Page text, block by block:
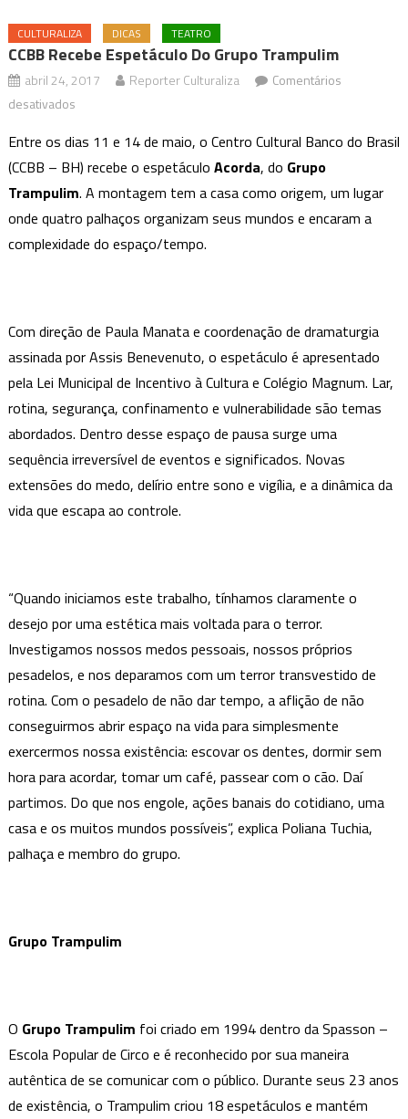
CULTURALIZA DICAS TEATRO
CCBB Recebe Espetáculo Do Grupo Trampulim
abril 24, 2017 Reporter Culturaliza
Comentários
desativadosem
recebe
espetáculo
do
Grupo
Trampulim
Entre os dias 11 e 14 de maio, o Centro Cultural Banco do Brasil
(CCBB – BH) recebe o espetáculo Acorda, do Grupo
Trampulim. A montagem tem a casa como origem, um lugar
onde quatro palhaços organizam seus mundos e encaram a
complexidade do espaço/tempo.
Com direção de Paula Manata e coordenação de dramaturgia
assinada por Assis Benevenuto, o espetáculo é apresentado
pela Lei Municipal de Incentivo à Cultura e Colégio Magnum. Lar,
rotina, segurança, confinamento e vulnerabilidade são temas
abordados. Dentro desse espaço de pausa surge uma
sequência irreversível de eventos e significados. Novas
extensões do medo, delírio entre sono e vigília, e a dinâmica da
vida que escapa ao controle.
“Quando iniciamos este trabalho, tínhamos claramente o
desejo por uma estética mais voltada para o terror.
Investigamos nossos medos pessoais, nossos próprios
pesadelos, e nos deparamos com um terror transvestido de
rotina. Com o pesadelo de não dar tempo, a aflição de não
conseguirmos abrir espaço na vida para simplesmente
exercermos nossa existência: escovar os dentes, dormir sem
hora para acordar, tomar um café, passear com o cão. Daí
partimos. Do que nos engole, ações banais do cotidiano, uma
casa e os muitos mundos possíveis”, explica Poliana Tuchia,
palhaça e membro do grupo.
Grupo Trampulim
O Grupo Trampulim foi criado em 1994 dentro da Spasson –
Escola Popular de Circo e é reconhecido por sua maneira
autêntica de se comunicar com o público. Durante seus 23 anos
de existência, o Trampulim criou 18 espetáculos e mantém